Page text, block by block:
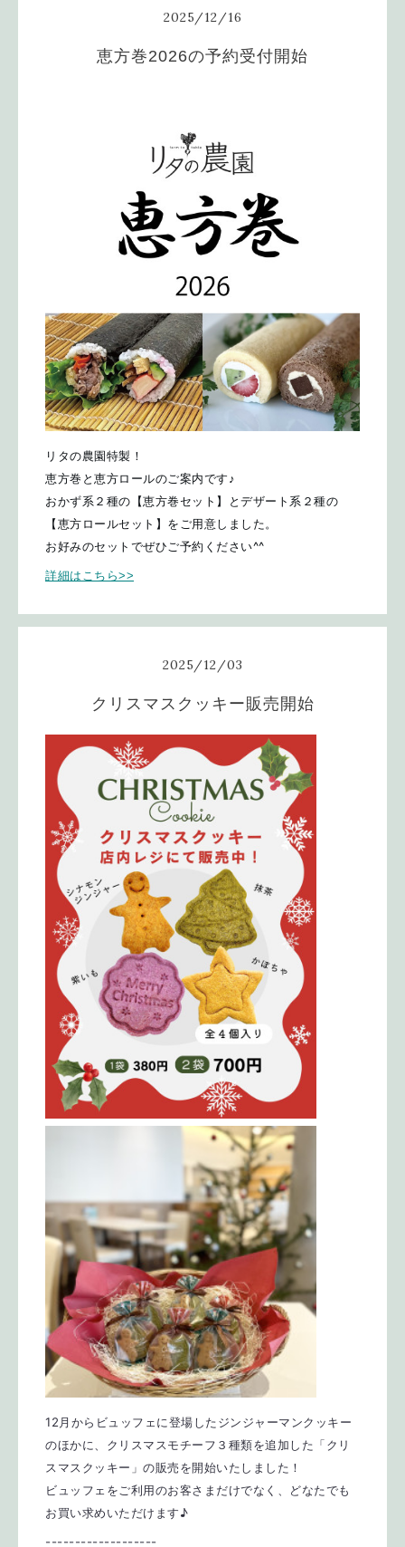
2025/12/16
恵方巻2026の予約受付開始
リタの農園特製！
恵方巻と恵方ロールのご案内です♪
おかず系２種の【恵方巻セット】とデザート系２種の
【恵方ロールセット】をご用意しました。
お好みのセットでぜひご予約ください^^
詳細はこちら>>
2025/12/03
クリスマスクッキー販売開始
12月からビュッフェに登場したジンジャーマンクッキー
のほかに、クリスマスモチーフ３種類を追加した「クリ
スマスクッキー」の販売を開始いたしました！
ビュッフェをご利用のお客さまだけでなく、どなたでも
お買い求めいただけます♪
-------------------